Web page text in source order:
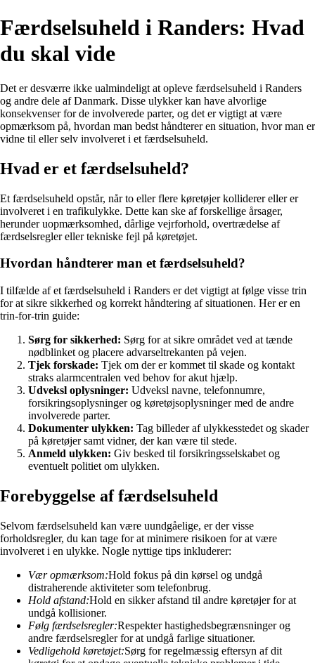
Færdselsuheld i Randers: Hvad
du skal vide
Det er desværre ikke ualmindeligt at opleve færdselsuheld i Randers
og andre dele af Danmark. Disse ulykker kan have alvorlige
konsekvenser for de involverede parter, og det er vigtigt at være
opmærksom på, hvordan man bedst håndterer en situation, hvor man er
vidne til eller selv involveret i et færdselsuheld.
Hvad er et færdselsuheld?
Et færdselsuheld opstår, når to eller flere køretøjer kolliderer eller er
involveret i en trafikulykke. Dette kan ske af forskellige årsager,
herunder uopmærksomhed, dårlige vejrforhold, overtrædelse af
færdselsregler eller tekniske fejl på køretøjet.
Hvordan håndterer man et færdselsuheld?
I tilfælde af et færdselsuheld i Randers er det vigtigt at følge visse trin
for at sikre sikkerhed og korrekt håndtering af situationen. Her er en
trin-for-trin guide:
Sørg for sikkerhed: Sørg for at sikre området ved at tænde
nødblinket og placere advarseltrekanten på vejen.
Tjek forskade: Tjek om der er kommet til skade og kontakt
straks alarmcentralen ved behov for akut hjælp.
Udveksl oplysninger: Udveksl navne, telefonnumre,
forsikringsoplysninger og køretøjsoplysninger med de andre
involverede parter.
Dokumenter ulykken: Tag billeder af ulykkesstedet og skader
på køretøjer samt vidner, der kan være til stede.
Anmeld ulykken: Giv besked til forsikringsselskabet og
eventuelt politiet om ulykken.
Forebyggelse af færdselsuheld
Selvom færdselsuheld kan være uundgåelige, er der visse
forholdsregler, du kan tage for at minimere risikoen for at være
involveret i en ulykke. Nogle nyttige tips inkluderer:
Vær opmærksom:Hold fokus på din kørsel og undgå
distraherende aktiviteter som telefonbrug.
Hold afstand:Hold en sikker afstand til andre køretøjer for at
undgå kollisioner.
Følg færdselsregler:Respekter hastighedsbegrænsninger og
andre færdselsregler for at undgå farlige situationer.
Vedligehold køretøjet:Sørg for regelmæssig eftersyn af dit